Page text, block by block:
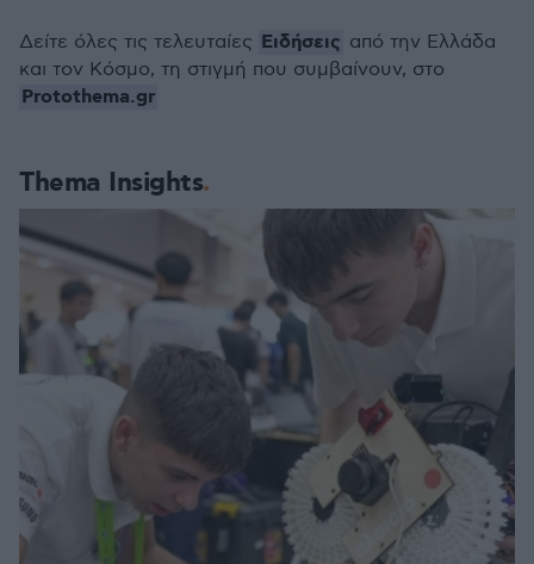
Thema Insights
Δείτε όλες τις τελευταίες Ειδήσεις από την Ελλάδα
και τον Κόσμο, τη στιγμή που συμβαίνουν, στο
Protothema.gr